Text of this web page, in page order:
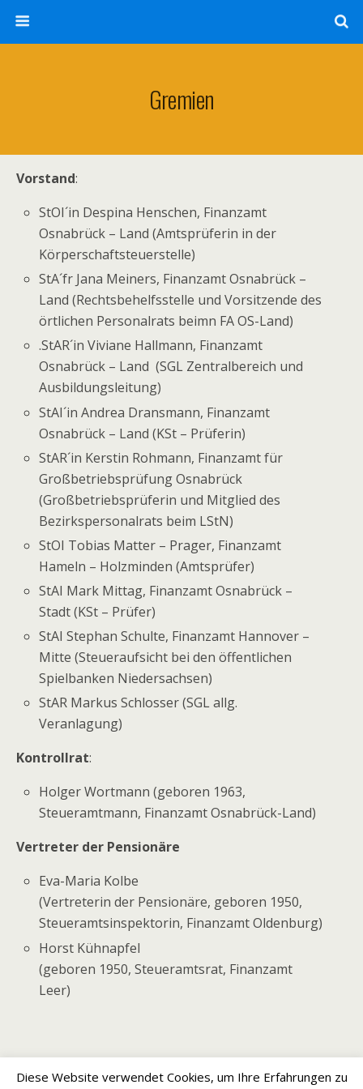
Gremien
Vorstand:
StOI´in Despina Henschen, Finanzamt
Osnabrück – Land (Amtsprüferin in der
Körperschaftsteuerstelle)
StA´fr Jana Meiners, Finanzamt Osnabrück –
Land (Rechtsbehelfsstelle und Vorsitzende des
örtlichen Personalrats beimn FA OS-Land)
.StAR´in Viviane Hallmann, Finanzamt
Osnabrück – Land (SGL Zentralbereich und
Ausbildungsleitung)
StAI´in Andrea Dransmann, Finanzamt
Osnabrück – Land (KSt – Prüferin)
StAR´in Kerstin Rohmann, Finanzamt für
Großbetriebsprüfung Osnabrück
(Großbetriebsprüferin und Mitglied des
Bezirkspersonalrats beim LStN)
StOI Tobias Matter – Prager, Finanzamt
Hameln – Holzminden (Amtsprüfer)
StAI Mark Mittag, Finanzamt Osnabrück –
Stadt (KSt – Prüfer)
StAI Stephan Schulte, Finanzamt Hannover –
Mitte (Steueraufsicht bei den öffentlichen
Spielbanken Niedersachsen)
StAR Markus Schlosser (SGL allg.
Veranlagung)
Kontrollrat:
Holger Wortmann (geboren 1963,
Steueramtmann, Finanzamt Osnabrück-Land)
Vertreter der Pensionäre
Eva-Maria Kolbe
(Vertreterin der Pensionäre, geboren 1950,
Steueramtsinspektorin, Finanzamt Oldenburg)
Horst Kühnapfel
(geboren 1950, Steueramtsrat, Finanzamt
Leer)
Diese Website verwendet Cookies, um Ihre Erfahrungen zu